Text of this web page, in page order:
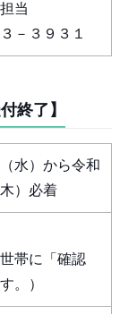
当
－３９３１
終了】
水）から令和
）必着
帯に「確認
。）